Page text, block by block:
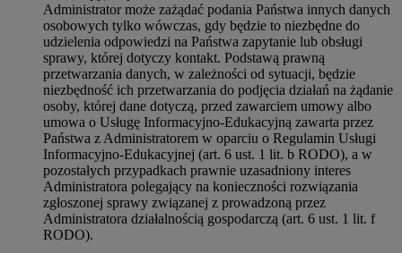
Administrator może zażądać podania Państwa innych danych
osobowych tylko wówczas, gdy będzie to niezbędne do
udzielenia odpowiedzi na Państwa zapytanie lub obsługi
sprawy, której dotyczy kontakt. Podstawą prawną
przetwarzania danych, w zależności od sytuacji, będzie
niezbędność ich przetwarzania do podjęcia działań na żądanie
osoby, której dane dotyczą, przed zawarciem umowy albo
umowa o Usługę Informacyjno-Edukacyjną zawarta przez
Państwa z Administratorem w oparciu o Regulamin Usługi
Informacyjno-Edukacyjnej (art. 6 ust. 1 lit. b RODO), a w
pozostałych przypadkach prawnie uzasadniony interes
Administratora polegający na konieczności rozwiązania
zgłoszonej sprawy związanej z prowadzoną przez
Administratora działalnością gospodarczą (art. 6 ust. 1 lit. f
RODO).